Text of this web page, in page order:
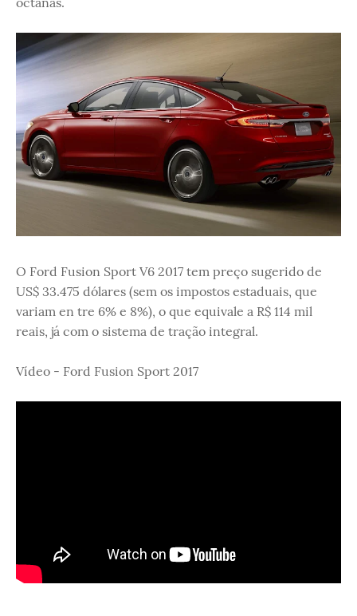
O Ford Fusion Sport V6 2017 tem preço sugerido de
US$ 33.475 dólares (sem os impostos estaduais, que
variam en tre 6% e 8%), o que equivale a R$ 114 mil
reais, já com o sistema de tração integral.
Vídeo - Ford Fusion Sport 2017